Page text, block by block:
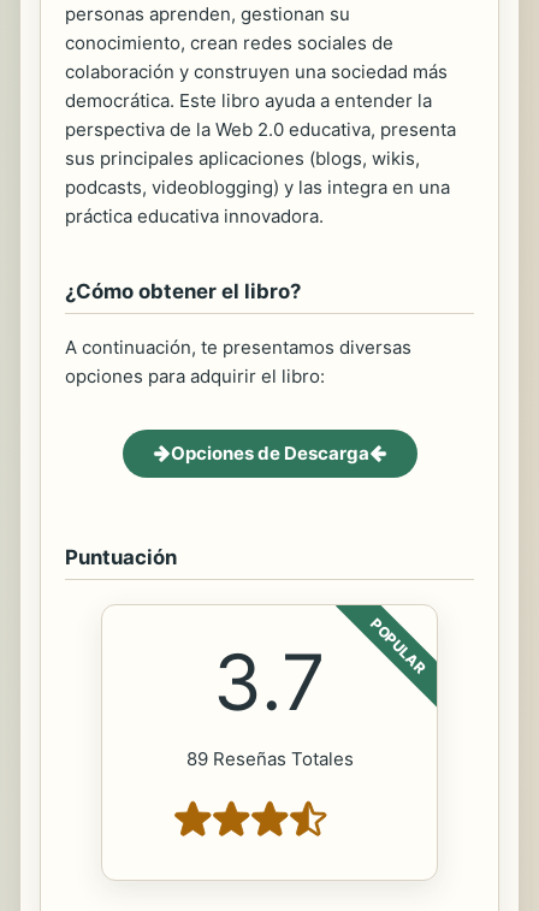
personas aprenden, gestionan su
conocimiento, crean redes sociales de
colaboración y construyen una sociedad más
democrática. Este libro ayuda a entender la
perspectiva de la Web 2.0 educativa, presenta
sus principales aplicaciones (blogs, wikis,
podcasts, videoblogging) y las integra en una
práctica educativa innovadora.
¿Cómo obtener el libro?
A continuación, te presentamos diversas
opciones para adquirir el libro:
Opciones de Descarga
Puntuación
POPULAR
3.7
89 Reseñas Totales